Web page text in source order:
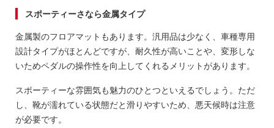
スポーティーさなら金属タイプ
金属製のフロアマットもあります。汎用品は少なく、車種専用
設計タイプがほとんどですが、耐久性が高いことや、変形しな
いためペダルの操作性を向上してくれるメリットがあります。
スポーティーな雰囲気も魅力のひとつといえるでしょう。ただ
し、靴が濡れている状態だと滑りやすいため、悪天候時は注意
が必要です。